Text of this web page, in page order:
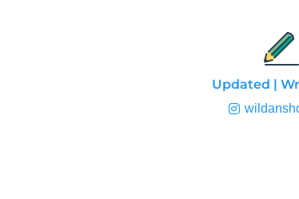
Updated |